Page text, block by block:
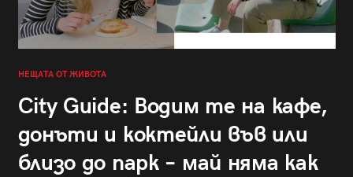
НЕЩАТА ОТ ЖИВОТА
City Guide: Водим те на кафе,
донъти и коктейли във или
близо до парк – май няма как